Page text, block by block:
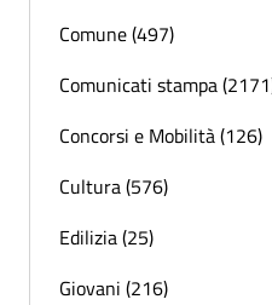
Comune (497)
Comunicati stampa
Concorsi e Mobilità (126)
Cultura (576)
Edilizia (25)
Giovani (216)